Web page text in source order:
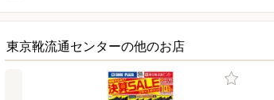
東京靴流通センターの他のお店